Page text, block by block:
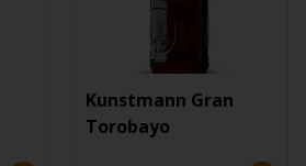
Kunstmann Gran
Torobayo